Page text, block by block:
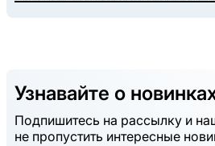
Узнавайте о
Подпишитесь на рассылку и
не пропустить интересные